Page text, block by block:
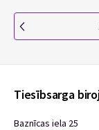
Tiesībsarga
Baznīcas iela 25